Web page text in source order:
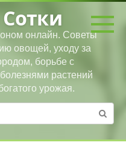
онлайн. Советы
овощей, уходу за
борьбе с
растений
урожая.